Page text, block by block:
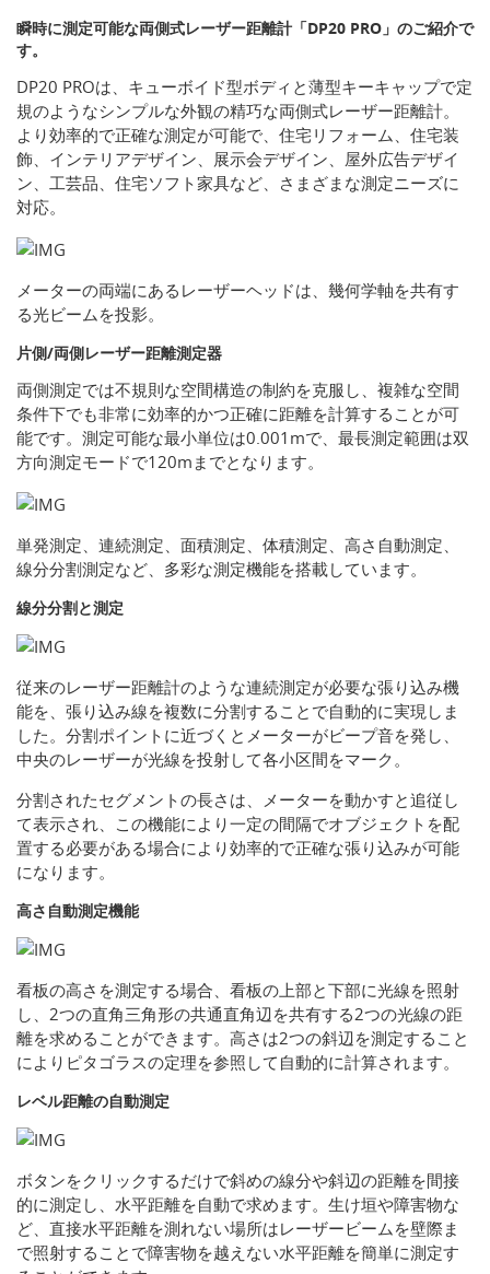
瞬時に測定可能な両側式レーザー距離計「DP20 PRO」のご紹介で
す。
DP20 PROは、キューボイド型ボディと薄型キーキャップで定
規のようなシンプルな外観の精巧な両側式レーザー距離計。
より効率的で正確な測定が可能で、住宅リフォーム、住宅装
飾、インテリアデザイン、展示会デザイン、屋外広告デザイ
ン、工芸品、住宅ソフト家具など、さまざまな測定ニーズに
対応。
メーターの両端にあるレーザーヘッドは、幾何学軸を共有す
る光ビームを投影。
片側/両側レーザー距離測定器
両側測定では不規則な空間構造の制約を克服し、複雑な空間
条件下でも非常に効率的かつ正確に距離を計算することが可
能です。測定可能な最小単位は0.001mで、最長測定範囲は双
方向測定モードで120mまでとなります。
単発測定、連続測定、面積測定、体積測定、高さ自動測定、
線分分割測定など、多彩な測定機能を搭載しています。
線分分割と測定
従来のレーザー距離計のような連続測定が必要な張り込み機
能を、張り込み線を複数に分割することで自動的に実現しま
した。分割ポイントに近づくとメーターがビープ音を発し、
中央のレーザーが光線を投射して各小区間をマーク。
分割されたセグメントの長さは、メーターを動かすと追従し
て表示され、この機能により一定の間隔でオブジェクトを配
置する必要がある場合により効率的で正確な張り込みが可能
になります。
高さ自動測定機能
看板の高さを測定する場合、看板の上部と下部に光線を照射
し、2つの直角三角形の共通直角辺を共有する2つの光線の距
離を求めることができます。高さは2つの斜辺を測定すること
によりピタゴラスの定理を参照して自動的に計算されます。
レベル距離の自動測定
ボタンをクリックするだけで斜めの線分や斜辺の距離を間接
的に測定し、水平距離を自動で求めます。生け垣や障害物な
ど、直接水平距離を測れない場所はレーザービームを壁際ま
で照射することで障害物を越えない水平距離を簡単に測定す